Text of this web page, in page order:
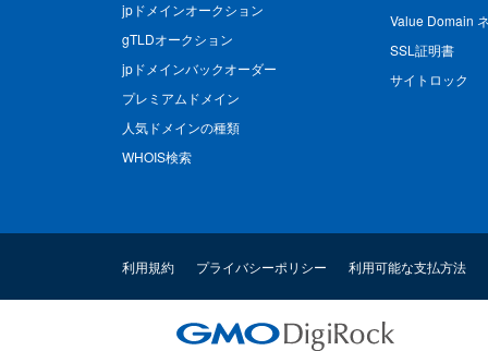
jpドメインオークション
gTLDオークション
jpドメインバックオーダー
プレミアムドメイン
人気ドメインの種類
WHOIS検索
Value Domain
SSL証明書
サイトロック
利用規約 プライバシーポリシー 利用可能な支払方法